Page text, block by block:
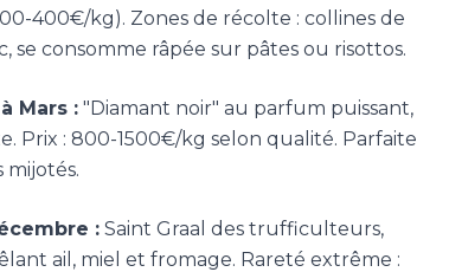
400€/kg). Zones de récolte : collines de
se consomme râpée sur pâtes ou risottos.
Mars : "Diamant noir" au parfum puissant,
Prix : 800-1500€/kg selon qualité. Parfaite
mijotés.
: Saint Graal des trufficulteurs,
ail, miel et fromage. Rareté extrême :